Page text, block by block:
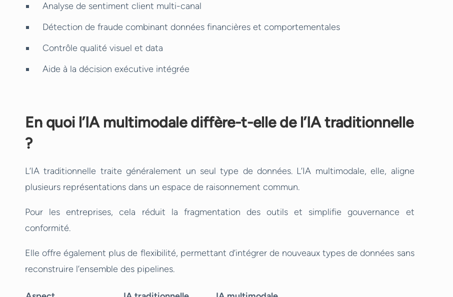
Analyse de sentiment client multi-canal
Détection de fraude combinant données financières et comportementales
Contrôle qualité visuel et data
Aide à la décision exécutive intégrée
En quoi l’IA multimodale diffère-t-elle de l’IA traditionnelle
?
L’IA traditionnelle traite généralement un seul type de données. L’IA multimodale, elle, aligne
plusieurs représentations dans un espace de raisonnement commun.
Pour les entreprises, cela réduit la fragmentation des outils et simplifie gouvernance et
conformité.
Elle offre également plus de flexibilité, permettant d’intégrer de nouveaux types de données sans
reconstruire l’ensemble des pipelines.